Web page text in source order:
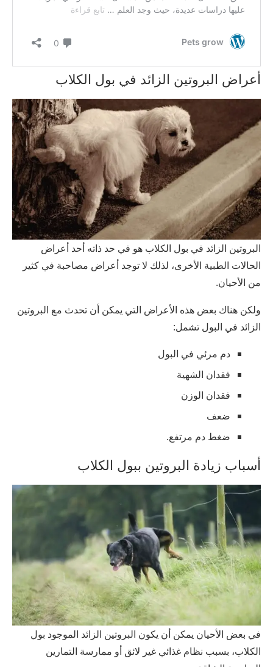
أعراض البروتين الزائد في بول الكلاب
البروتين الزائد في بول الكلاب هو في حد ذاته أحد أعراض
الحالات الطبية الأخرى، لذلك لا توجد أعراض مصاحبة في كثير
من الأحيان.
ولكن هناك بعض هذه الأعراض التي يمكن أن تحدث مع البروتين
الزائد في البول تشمل:
دم مرئي في البول
فقدان الشهية
فقدان الوزن
ضعف
ضغط دم مرتفع.
أسباب زيادة البروتين ببول الكلاب
في بعض الأحيان يمكن أن يكون البروتين الزائد الموجود بول
الكلاب، بسبب نظام غذائي غير لائق أو ممارسة التمارين